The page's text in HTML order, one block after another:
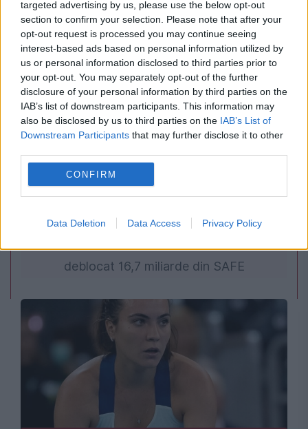
targeted advertising by us, please use the below opt-out
section to confirm your selection. Please note that after your
opt-out request is processed you may continue seeing
interest-based ads based on personal information utilized by
us or personal information disclosed to third parties prior to
your opt-out. You may separately opt-out of the further
disclosure of your personal information by third parties on the
IAB’s list of downstream participants. This information may
also be disclosed by us to third parties on the IAB’s List of
Downstream Participants that may further disclose it to other
CONFIRM
Data Deletion Data Access Privacy Policy
Iași după abandonul Paulei Badosa
POLITICA
Sorin Grindeanu: Parlamentul a evitat
deblocat 16,7 miliarde din SAFE